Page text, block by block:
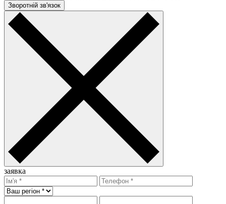
Зворотній зв'язок
заявка